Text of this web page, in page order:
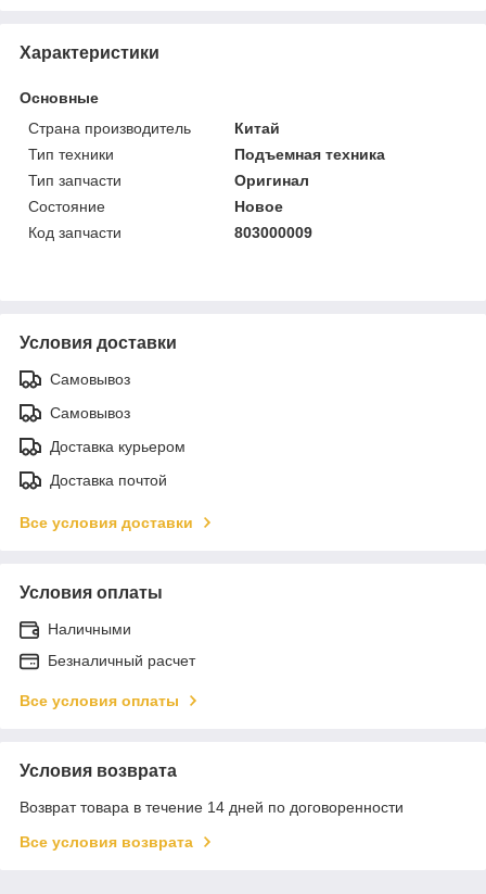
Характеристики
Основные
Страна производитель
Китай
Тип техники
Подъемная техника
Тип запчасти
Оригинал
Состояние
Новое
Код запчасти
803000009
Условия доставки
Самовывоз
Самовывоз
Доставка курьером
Доставка почтой
Все условия доставки
Условия оплаты
Наличными
Безналичный расчет
Все условия оплаты
Условия возврата
Возврат товара в течение 14 дней по договоренности
Все условия возврата